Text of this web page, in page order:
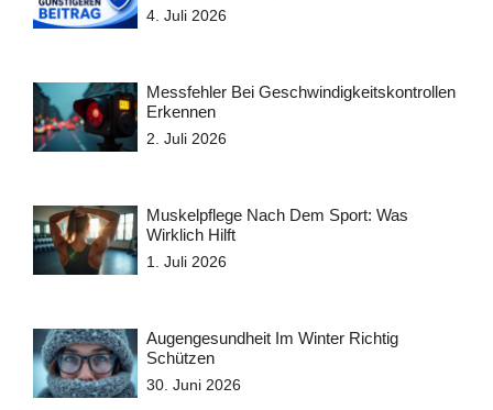
4. Juli 2026
Messfehler Bei Geschwindigkeitskontrollen
Erkennen
2. Juli 2026
Muskelpflege Nach Dem Sport: Was
Wirklich Hilft
1. Juli 2026
Augengesundheit Im Winter Richtig
Schützen
30. Juni 2026